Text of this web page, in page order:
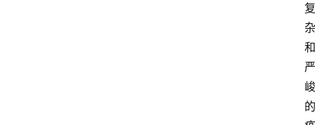
复
杂
和
严
峻
的